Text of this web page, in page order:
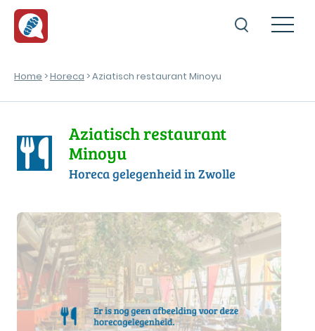
Home >Horeca > Aziatisch restaurant Minoyu
Aziatisch restaurant
Minoyu
Horeca gelegenheid in Zwolle